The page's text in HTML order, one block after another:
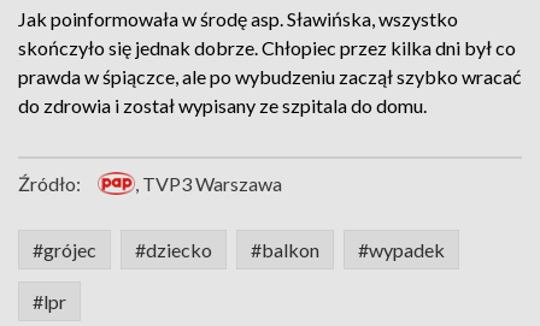
Jak poinformowała w środę asp. Sławińska, wszystko
skończyło się jednak dobrze. Chłopiec przez kilka dni był co
prawda w śpiączce, ale po wybudzeniu zaczął szybko wracać
do zdrowia i został wypisany ze szpitala do domu.
Źródło: , TVP3 Warszawa
#grójec #dziecko #balkon #wypadek
#lpr